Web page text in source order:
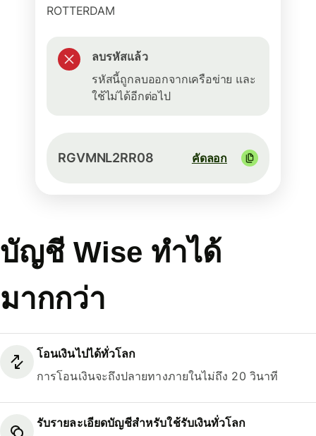
ROTTERDAM
ลบรหัสแล้ว
รหัสนี้ถูกลบออกจากเครือข่าย และ
ใช้ไม่ได้อีกต่อไป
RGVMNL2RR08 คัดลอก
บัญชี Wise ทำได้
มากกว่า
โอนเงินไปได้ทั่วโลก
การโอนเงินจะถึงปลายทางภายในไม่ถึง 20 วินาที
รับรายละเอียดบัญชีสำหรับใช้รับเงินทั่วโลก